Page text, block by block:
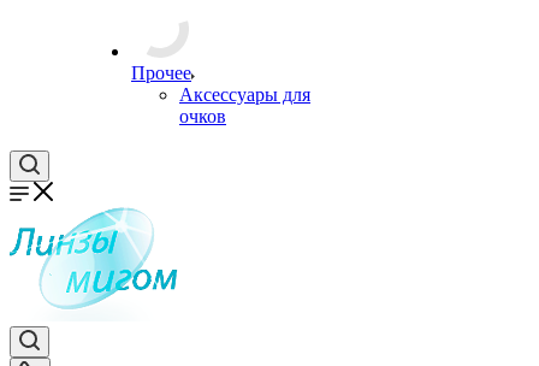
Прочее
Аксессуары для
очков